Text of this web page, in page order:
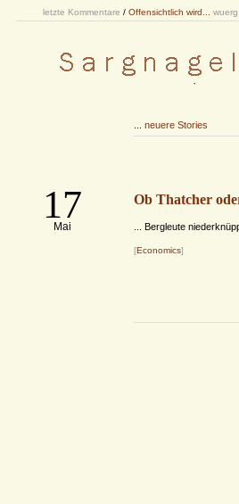
letzte Kommentare / Offensichtlich wird... wuerg
neuere Stories
17
Mai
Ob Thatcher
... Bergleute
[Economics]